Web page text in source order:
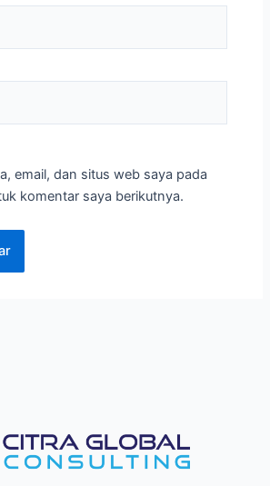
email, dan situs web saya pada
komentar saya berikutnya.